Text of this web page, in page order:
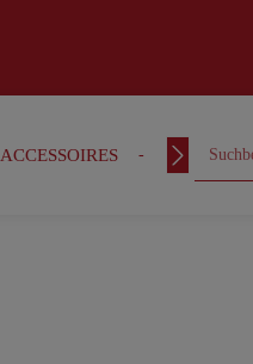
ACCESSOIRES OUTFITS